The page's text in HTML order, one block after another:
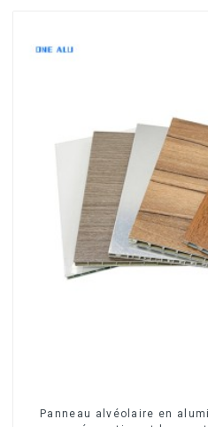
Panneau alvéolaire en